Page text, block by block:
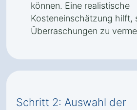
können. Eine realistische
Kosteneinschätzung hilft,
Überraschungen zu
Schritt 2: Auswahl der